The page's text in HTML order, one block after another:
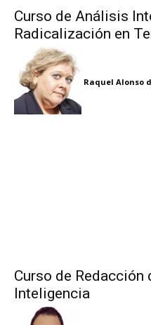
Curso de Análisis
Radicalización en
Raquel Alonso
Curso de Redacción
Inteligencia